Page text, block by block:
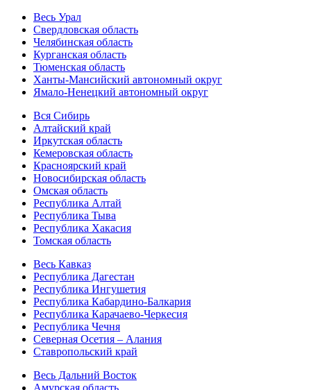
Весь Урал
Свердловская область
Челябинская область
Курганская область
Тюменская область
Ханты-Мансийский автономный округ
Ямало-Ненецкий автономный округ
Вся Сибирь
Алтайский край
Иркутская область
Кемеровская область
Красноярский край
Новосибирская область
Омская область
Республика Алтай
Республика Тыва
Республика Хакасия
Томская область
Весь Кавказ
Республика Дагестан
Республика Ингушетия
Республика Кабардино-Балкария
Республика Карачаево-Черкесия
Республика Чечня
Северная Осетия – Алания
Ставропольский край
Весь Дальний Восток
Амурская область